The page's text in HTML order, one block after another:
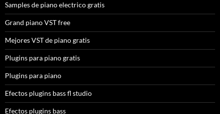
Samples de piano electrico gratis
Grand piano VST free
Mejores VST de piano gratis
Plugins para piano gratis
Plugins para piano
Efectos plugins bass fl studio
Efectos plugins bass